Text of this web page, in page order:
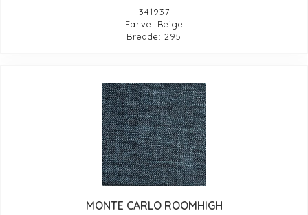
341937
Farve: Beige
Bredde: 295
MONTE CARLO ROOMHIGH